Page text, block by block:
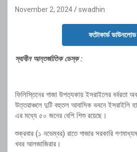
November 2, 2024 swadhin
ফটোকার্ড ডাউনলোড
স্বাধীন আন্তর্জাতিক ডেস্ক :
ফিলিস্তিনের গাজা উপত্যকায় ইসরাইলের বর্বরতা
উত্তরাঞ্চলে দুটি বহুতল আবাসিক ভবনে ইসরাইলি
এর মধ্যে ৫০ জনের বেশি শিশু রয়েছে।
শুক্রবার (১ নভেম্বর) রাতে গাজার সরকারি
খবর আলজাজিরার।